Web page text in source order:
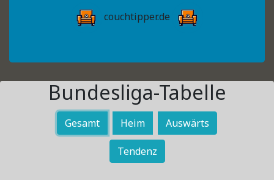
couchtipper.de
Bundesliga-Tabelle
Gesamt Heim Auswärts
Tendenz